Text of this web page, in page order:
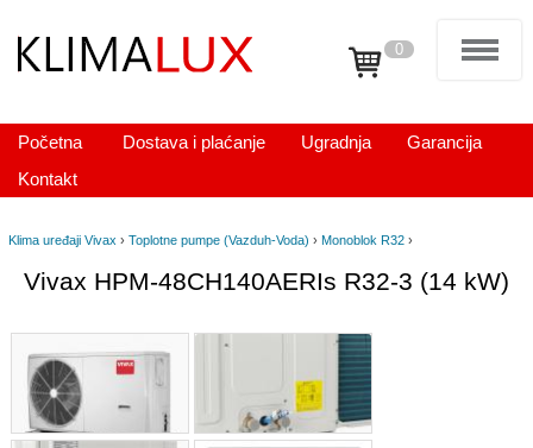
0
Početna Dostava i plaćanje Ugradnja
Garancija
Kontakt
Klima uređaji Vivax › Toplotne pumpe (Vazduh-Voda) › Monoblok R32 ›
Vivax HPM-48CH140AERIs R32-3 (14 kW)